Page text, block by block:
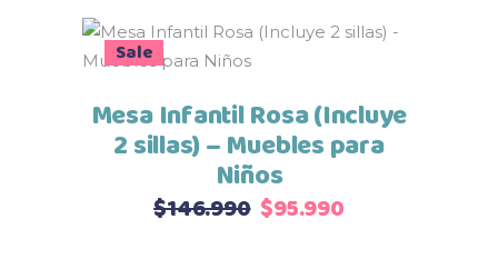
originalactual
SaleSeleccionar opciones
Mesa Infantil Rosa (Incluye
2 sillas) – Muebles para
Niños
$146.990 El
$95.990El